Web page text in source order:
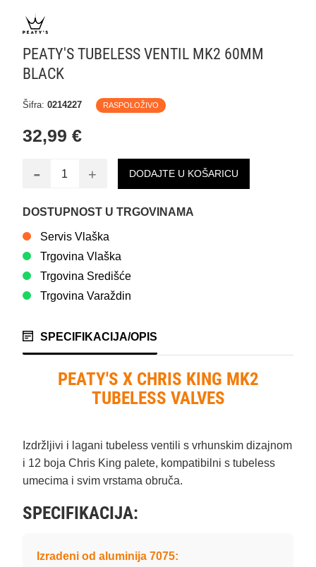
PEATY'S TUBELESS VENTIL MK2 60MM
BLACK
Šifra: 0214227 RASPOLOŽIVO
32,99 €
- + DODAJTE U KOŠARICU
DOSTUPNOST U TRGOVINAMA
Servis Vlaška
Trgovina Vlaška
Trgovina Središće
Trgovina Varaždin
SPECIFIKACIJA/OPIS
PEATY'S X CHRIS KING MK2
TUBELESS VALVES
Izdržljivi i lagani tubeless ventili s vrhunskim dizajnom
i 12 boja Chris King palete, kompatibilni s tubeless
umecima i svim vrstama obruča.
SPECIFIKACIJA:
Izradeni od aluminija 7075: